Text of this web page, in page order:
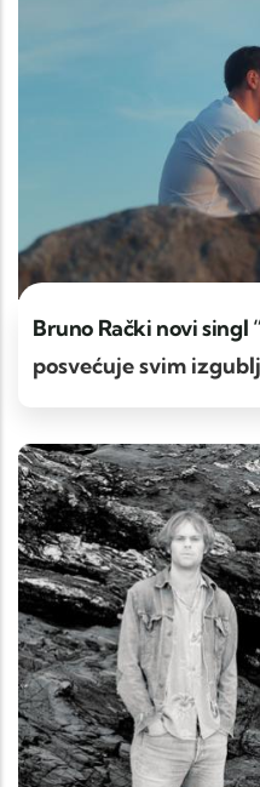
Bruno Rački novi singl
posvećuje svim